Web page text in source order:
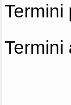
Termini
Termini